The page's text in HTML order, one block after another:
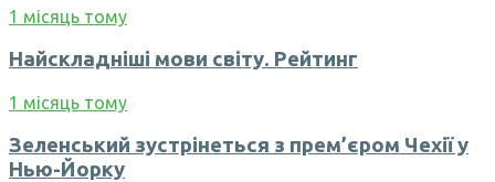
1 місяць тому
Найскладніші мови світу. Рейтинг
1 місяць тому
Зеленський зустрінеться з прем’єром Чехії у
Нью-Йорку